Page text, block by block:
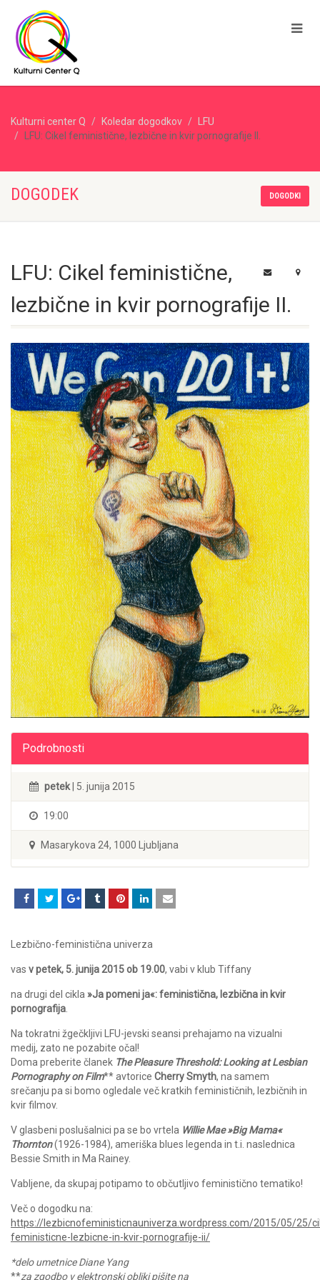
Kulturni center Q Koledar dogodkov
LFU
LFU: Cikel feministične, lezbične in kvir pornografije II.
DOGODEK DOGODKI
LFU: Cikel feministične,
lezbične in kvir pornografije II.
Podrobnosti
petek | 5. junija 2015
19:00
Masarykova 24, 1000 Ljubljana
Lezbično-feministična univerza
vas v petek, 5. junija 2015 ob 19.00, vabi v klub Tiffany
na drugi del cikla »Ja pomeni ja«: feministična, lezbična in kvir
pornografija
Na tokratni žgečkljivi LFU-jevski seansi prehajamo na vizualni
medij, zato ne pozabite očal!
Doma preberite članek The Pleasure Threshold: Looking at Lesbian
Pornography on Film** avtorice Cherry Smyth, na samem
srečanju pa si bomo ogledale več kratkih feminističnih, lezbičnih in
kvir filmov.
V glasbeni poslušalnici pa se bo vrtela Willie Mae »Big Mama«
Thornton(1926-1984), ameriška blues legenda in t.i. naslednica
Bessie Smith in Ma Rainey.
Vabljene, da skupaj potipamo to občutljivo feministično tematiko!
Več o dogodku na:
https://lezbicnofeministicnauniverza.wordpress.com/2015/05/25/
feministicne-lezbicne-in-kvir-pornografije-ii/
*delo umetnice Diane Yang
**za zgodbo v elektronski obliki pišite na